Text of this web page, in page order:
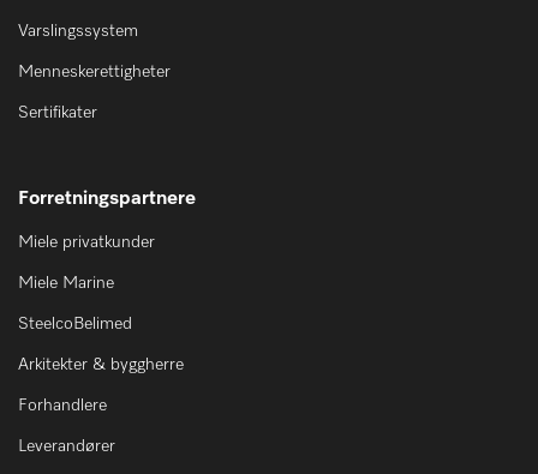
Varslingssystem
Menneskerettigheter
Sertifikater
Forretningspartnere
Miele privatkunder
Miele Marine
SteelcoBelimed
Arkitekter & byggherre
Forhandlere
Leverandører